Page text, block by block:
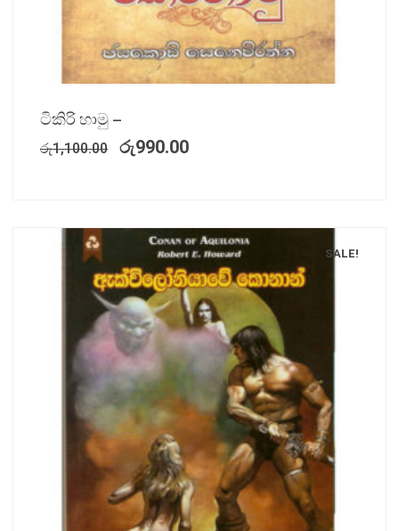
ටිකිරි හාමු –
රු1,100.00 රු990.00
SALE!